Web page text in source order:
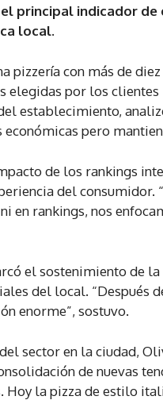
principal indicador
local.
pizzería con más de
elegidas por los
establecimiento,
pero
de los rankings
del
en rankings, nos
el sostenimiento de
del local. “Después
enorme”, sostuvo.
sector en la ciudad,
de nuevas
Hoy la pizza de estilo